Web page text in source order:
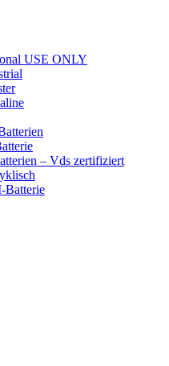
USE ONLY
– Vds zertifiziert
Batterie